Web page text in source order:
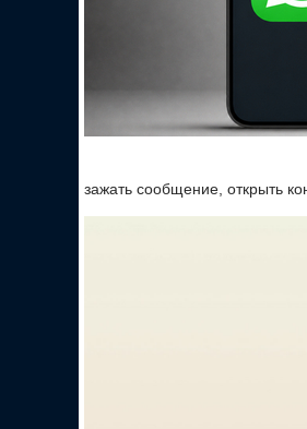
зажать сообщение, открыть